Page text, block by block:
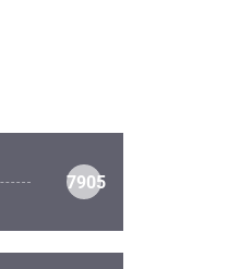
7905